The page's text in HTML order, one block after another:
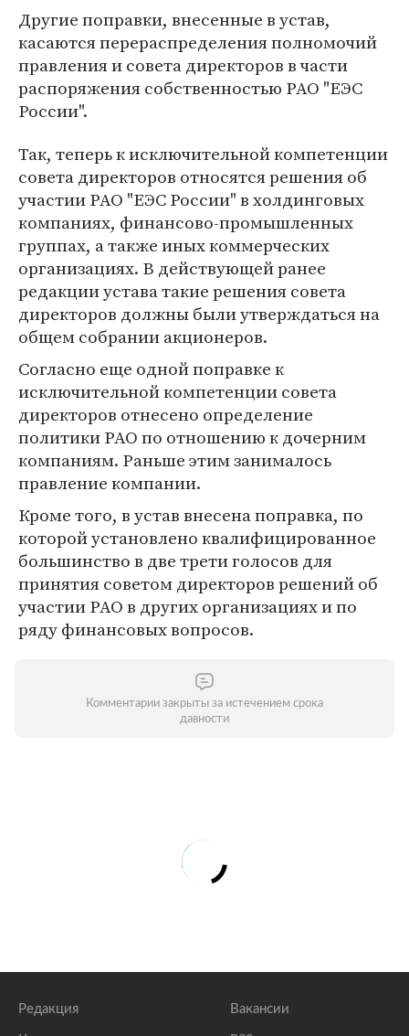
Другие поправки, внесенные в устав,
касаются перераспределения полномочий
правления и совета директоров в части
распоряжения собственностью РАО "ЕЭС
России".
Так, теперь к исключительной компетенции
совета директоров относятся решения об
участии РАО "ЕЭС России" в холдинговых
компаниях, финансово-промышленных
группах, а также иных коммерческих
организациях. В действующей ранее
редакции устава такие решения совета
директоров должны были утверждаться на
общем собрании акционеров.
Согласно еще одной поправке к
исключительной компетенции совета
директоров отнесено определение
политики РАО по отношению к дочерним
компаниям. Раньше этим занималось
правление компании.
Кроме того, в устав внесена поправка, по
которой установлено квалифицированное
большинство в две трети голосов для
принятия советом директоров решений об
участии РАО в других организациях и по
ряду финансовых вопросов.
Комментарии закрыты за истечением срока
давности
Редакция Вакансии